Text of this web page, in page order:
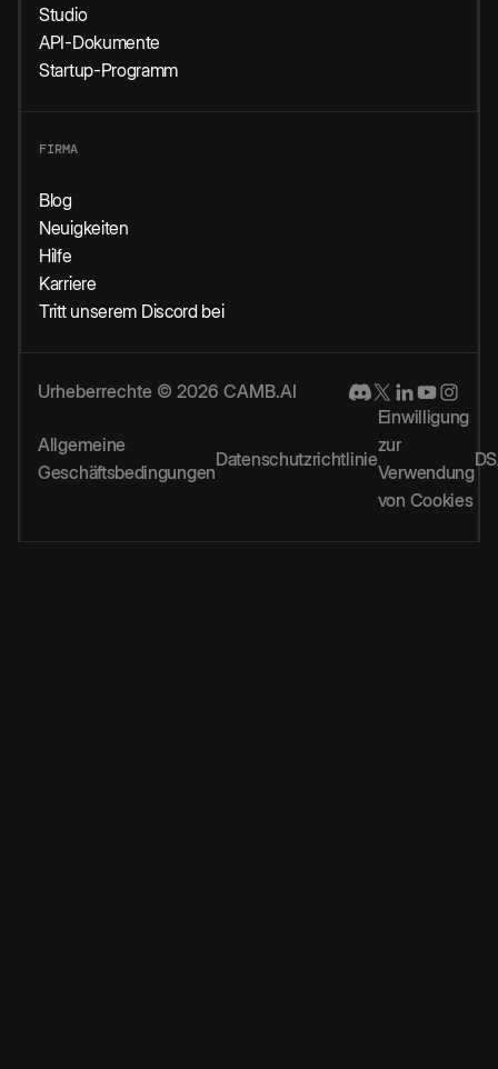
Studio
API-Dokumente
Startup-Programm
FIRMA
Blog
Neuigkeiten
Hilfe
Karriere
Tritt unserem Discord bei
Urheberrechte © 2026 CAMB.AI
Allgemeine
Geschäftsbedingungen
Datenschutzrichtlinie
Einwilligung
zur
Verwendung
von Cookies